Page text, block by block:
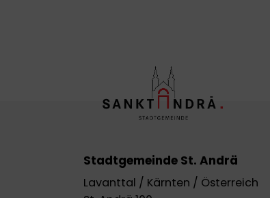
Stadtgemeinde St. Andrä
Lavanttal / Kärnten / Österreich